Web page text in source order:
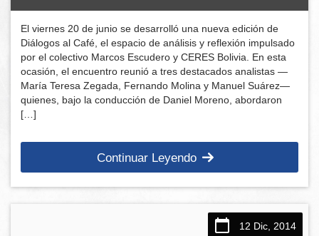
El viernes 20 de junio se desarrolló una nueva edición de
Diálogos al Café, el espacio de análisis y reflexión impulsado
por el colectivo Marcos Escudero y CERES Bolivia. En esta
ocasión, el encuentro reunió a tres destacados analistas —
María Teresa Zegada, Fernando Molina y Manuel Suárez—
quienes, bajo la conducción de Daniel Moreno, abordaron
[…]
Continuar Leyendo
12 Dic, 2014